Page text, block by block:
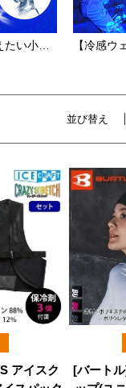
【冷感ウ
並び替え
アイスク
[バート